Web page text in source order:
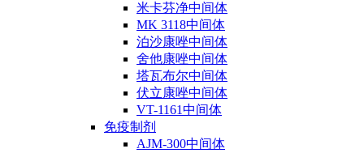
米卡芬净中间体
MK 3118中间体
泊沙康唑中间体
舍他康唑中间体
塔瓦布尔中间体
伏立康唑中间体
VT-1161中间体
免疫制剂
AJM-300中间体